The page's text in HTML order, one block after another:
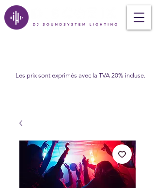
Les prix sont exprimés avec la TVA 20% incluse.